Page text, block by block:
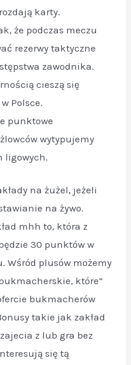
karty.
że podczas meczu
rezerwy taktyczne
zawodnika.
cieszą się
Polsce.
punktowe
wytypujemy
ligowych.
na żużel, jeżeli
na żywo.
mhh to, która z
30 punktów w
Wśród plusów możemy
które”
bukmacherów
takie jak zakład
z lub gra bez
się tą